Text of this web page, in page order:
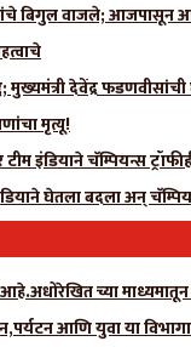
बिगुल वाजले; आजपासून
मुख्यमंत्री देवेंद्र
मृत्यू!
इंडियाने चॅम्पियन्स
घेतला बदला अन्
च्या माध्यमातून
आणि युवा या